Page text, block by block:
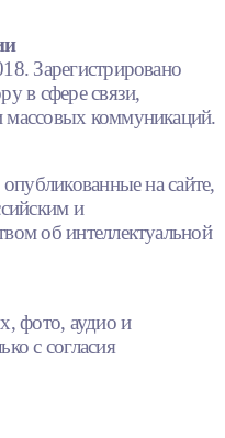
Зарегистрировано
в сфере связи,
коммуникаций.
на сайте,
и
об интеллектуальной
фото, аудио и
с согласия